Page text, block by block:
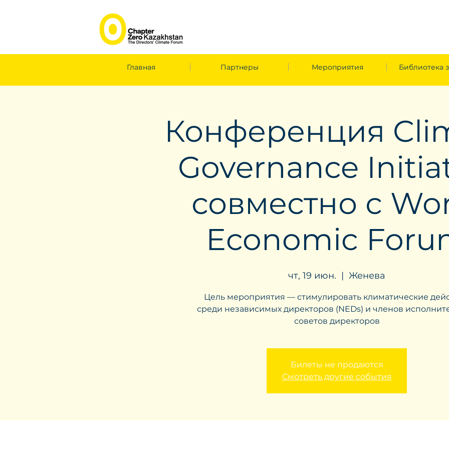
Главная Партнеры Мероприятия Библиотека
Конференция
Governance
совместно с
Economic
чт, 19 июн.
  |
Женева
Цель мероприятия — стимулировать климатические
среди независимых директоров (NEDs) и членов
советов директоров
Билеты не продаются
Смотреть другие события